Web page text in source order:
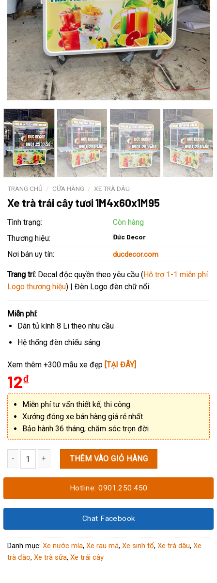
TRANG CHỦ / CỬA HÀNG / XE TRÀ DÂU
Xe trà trái cây tươi 1M4x60x1M95
Tình trạng:
Còn hàng
Thương hiệu:
Đức Decor
Nơi bán uy tín: ducdecor.com
Trang trí: Decal độc quyền theo yêu cầu (Hỗ trợ 1-1 miễn phí
Logo thương hiệu) | Đèn Logo đèn chữ nổi
Miễn phí:
Dán tủ kính 8 Li theo nhu cầu
Hệ thống đèn chiếu sáng
Xem thêm +300 mẫu xe đẹp [TẠI ĐÂY]
12₫
Miễn phí tư vấn thiết kế, thi công
Xưởng đóng xe bán hàng giá rẻ nhất
Bảo hành 36 tháng, chăm sóc trọn đời
THÊM VÀO GIỎ HÀNG
Hotline: 0901.250.450
Chat Facebook
Danh mục: Xe nước mía, Xe rau má, Xe sinh tố, Xe trà dâu, Xe
trà đào, Xe trà sữa, Xe trái cây